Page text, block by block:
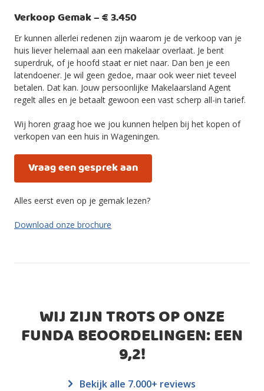
Verkoop Gemak – € 3.450
Er kunnen allerlei redenen zijn waarom je de verkoop van je
huis liever helemaal aan een makelaar overlaat. Je bent
superdruk, of je hoofd staat er niet naar. Dan ben je een
latendoener. Je wil geen gedoe, maar ook weer niet teveel
betalen. Dat kan. Jouw persoonlijke Makelaarsland Agent
regelt alles en je betaalt gewoon een vast scherp all-in tarief.
Wij horen graag hoe we jou kunnen helpen bij het kopen of
verkopen van een huis in Wageningen.
Vraag een gesprek aan
Alles eerst even op je gemak lezen?
Download onze brochure
WIJ ZIJN TROTS OP ONZE
FUNDA BEOORDELINGEN: EEN
9,2!
Bekijk alle 7.000+ reviews